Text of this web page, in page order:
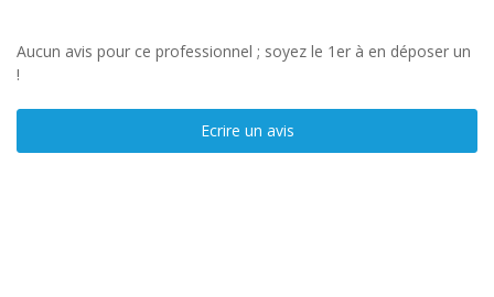
Aucun avis pour ce professionnel ; soyez le 1er à en déposer un
!
Ecrire un avis